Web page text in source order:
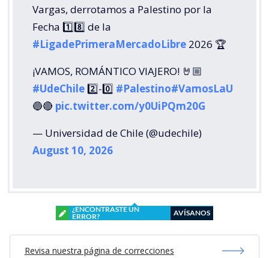
Vargas, derrotamos a Palestino por la
Fecha 1️⃣8️⃣ de la
#LigadePrimeraMercadoLibre 2026 🏆
¡VAMOS, ROMÁNTICO VIAJERO! 🤘🏼
#UdeChile2️⃣-0️⃣ #Palestino#VamosLaU
🔵🔴 pic.twitter.com/y0UiPQm20G
— Universidad de Chile (@udechile)
August 10, 2026
¿ENCONTRASTE UN
ERROR?
AVÍSANOS
Revisa nuestra página de correcciones